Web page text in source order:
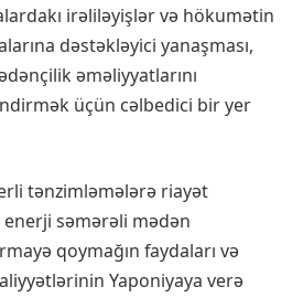
irəliləyişlər və hökumətin
dəstəkləyici yanaşması,
əməliyyatlarını
üçün cəlbedici bir yer
tənzimləmələrə riayət
səmərəli mədən
qoymağın faydaları və
Yaponiyaya verə